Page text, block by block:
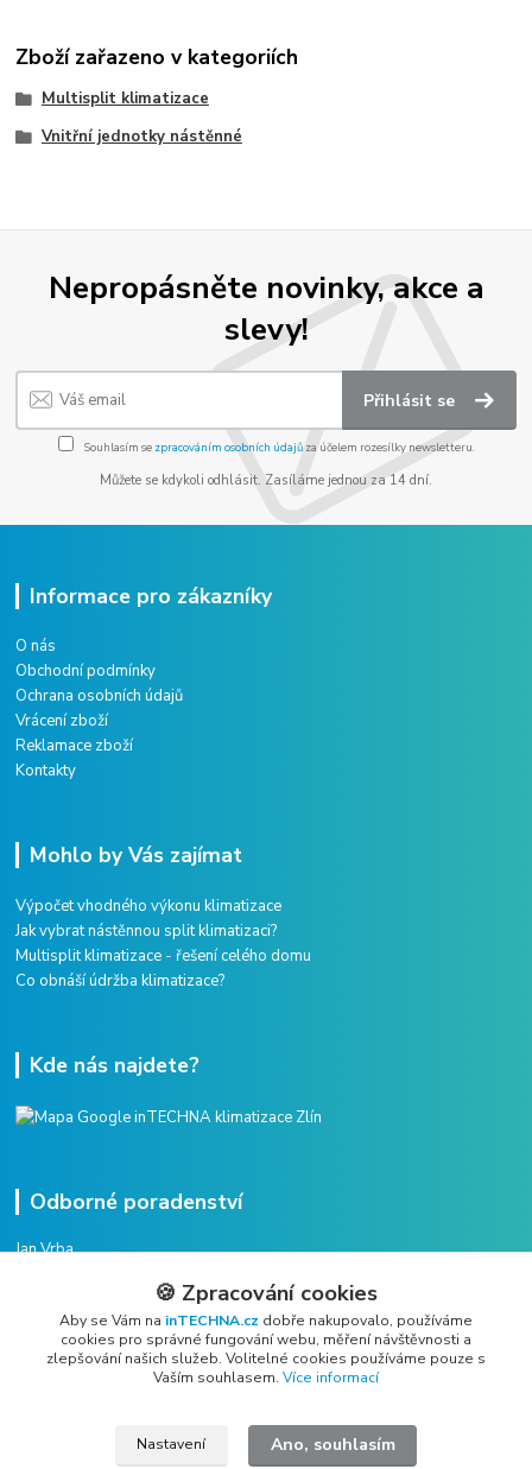
Zboží zařazeno v kategoriích
Multisplit klimatizace
Vnitřní jednotky nástěnné
Nepropásněte novinky, akce a
slevy!
Přihlásit se
Souhlasím se zpracováním osobních údajůza účelem rozesílky newsletteru.
Můžete se kdykoli odhlásit. Zasíláme jednou za 14 dní.
Informace pro zákazníky
O nás
Obchodní podmínky
Ochrana osobních údajů
Vrácení zboží
Reklamace zboží
Kontakty
Mohlo by Vás zajímat
Výpočet vhodného výkonu klimatizace
Jak vybrat nástěnnou split klimatizaci?
Multisplit klimatizace - řešení celého domu
Co obnáší údržba klimatizace?
Kde nás najdete?
Odborné poradenství
Jan Vrba
vrba@intechna.cz
🍪 Zpracování cookies
Aby se Vám na inTECHNA.cz dobře nakupovalo, používáme
cookies pro správné fungování webu, měření návštěvnosti a
zlepšování našich služeb. Volitelné cookies používáme pouze s
Vaším souhlasem. Více informací
Nastavení Ano, souhlasím